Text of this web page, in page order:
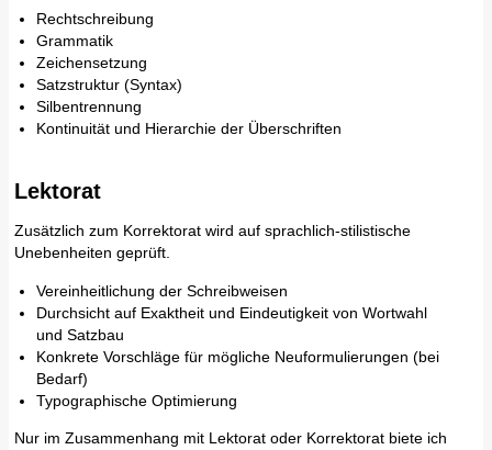
Rechtschreibung
Grammatik
Zeichensetzung
Satzstruktur (Syntax)
Silbentrennung
Kontinuität und Hierarchie der Überschriften
Lektorat
Zusätzlich zum Korrektorat wird auf sprachlich-stilistische
Unebenheiten geprüft.
Vereinheitlichung der Schreibweisen
Durchsicht auf Exaktheit und Eindeutigkeit von Wortwahl
und Satzbau
Konkrete Vorschläge für mögliche Neuformulierungen (bei
Bedarf)
Typographische Optimierung
Nur im Zusammenhang mit Lektorat oder Korrektorat biete ich